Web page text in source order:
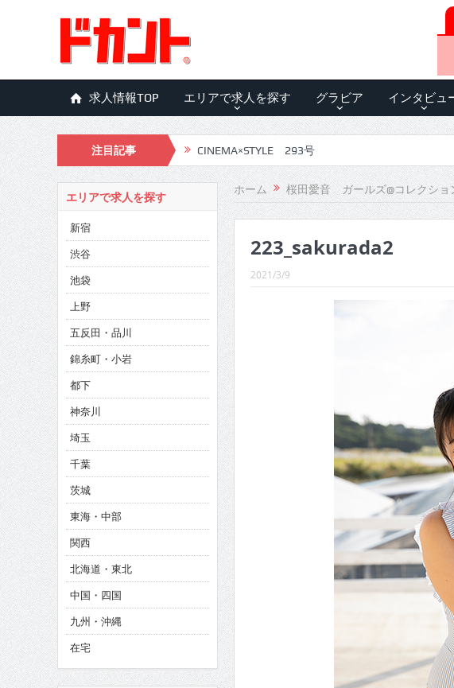
求人情報TOP エリアで求人を探す グラビア インタビュ
注目記事 CINEMA×STYLE 293号
CINEMA×STYLE 292号
CINEMA×STYLE 291号
CINEMA×STYLE 290号
CINEMA×STYLE 289号
CINEMA×STYLE 288号
CINEMA×STYLE 286号
CINEMA×STYLE 285号
CINEMA×STYLE 294号
ホーム 桜田愛音 ガールズ@コレクショ
223_sakurada2
2021/3/9
エリアで求人を探す
新宿
渋谷
池袋
上野
五反田・品川
錦糸町・小岩
都下
神奈川
埼玉
千葉
茨城
東海・中部
関西
北海道・東北
中国・四国
九州・沖縄
在宅